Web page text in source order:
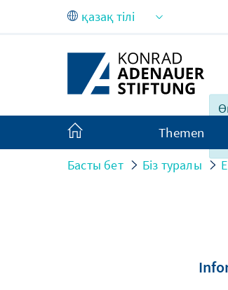
Skip to Main Content
Themen
Басты бет Біз туралы